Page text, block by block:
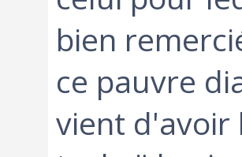
bien
ce pauvre
vient d'avoir